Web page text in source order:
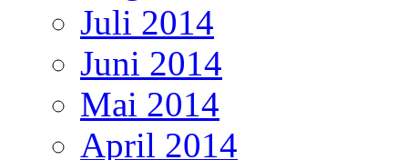
Juli 2014
Juni 2014
Mai 2014
April 2014